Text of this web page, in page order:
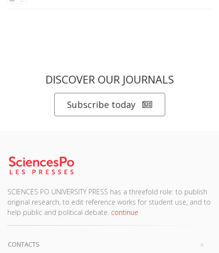
DISCOVER OUR JOURNALS
Subscribe today
SCIENCES PO UNIVERSITY PRESS has a threefold role: to publish
original research, to edit reference works for student use, and to
help public and political debate. continue
CONTACTS